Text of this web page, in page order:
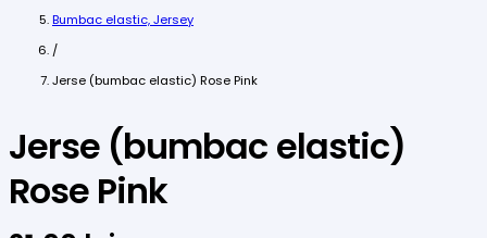
Bumbac elastic, Jersey
/
Jerse (bumbac elastic) Rose Pink
Jerse (bumbac elastic)
Rose Pink